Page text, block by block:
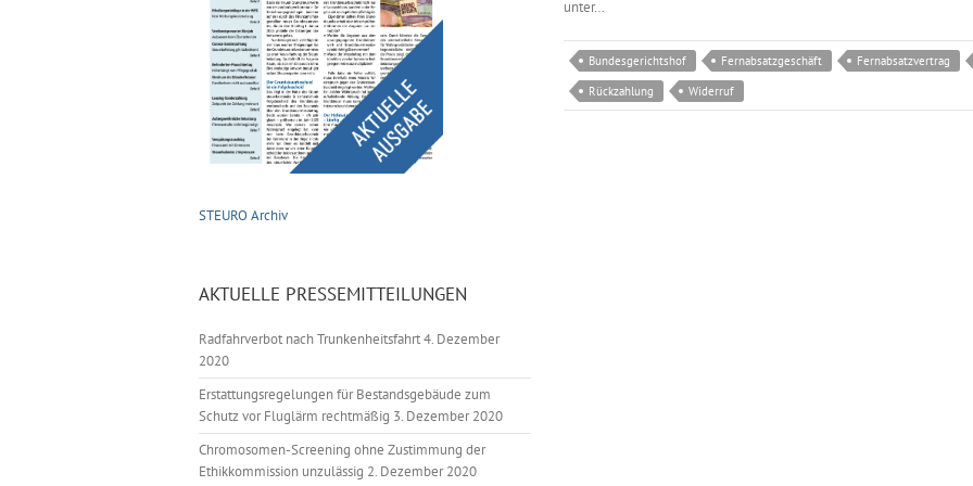
unter…
Bundesgerichtshof Fernabsatzgeschäft Fernabsatzvertrag
Rückzahlung
Widerruf
STEURO Archiv
AKTUELLE PRESSEMITTEILUNGEN
Radfahrverbot nach Trunkenheitsfahrt4. Dezember
2020
Erstattungsregelungen für Bestandsgebäude zum
Schutz vor Fluglärm rechtmäßig 3. Dezember 2020
Chromosomen-Screening ohne Zustimmung der
Ethikkommission unzulässig 2. Dezember 2020